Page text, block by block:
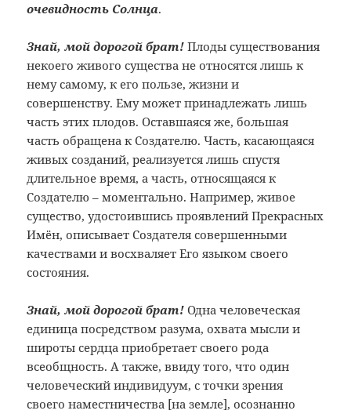
очевидность Солнца.
Знай, мой дорогой брат! Плоды существования
некоего живого существа не относятся лишь к
нему самому, к его пользе, жизни и
совершенству. Ему может принадлежать лишь
часть этих плодов. Оставшаяся же, большая
часть обращена к Создателю. Часть, касающаяся
живых созданий, реализуется лишь спустя
длительное время, а часть, относящаяся к
Создателю – моментально. Например, живое
существо, удостоившись проявлений Прекрасных
Имён, описывает Создателя совершенными
качествами и восхваляет Его языком своего
состояния.
Знай, мой дорогой брат!Одна человеческая
единица посредством разума, охвата мысли и
широты сердца приобретает своего рода
всеобщность. А также, ввиду того, что один
человеческий индивидуум, с точки зрения
своего наместничества [на земле], осознанно